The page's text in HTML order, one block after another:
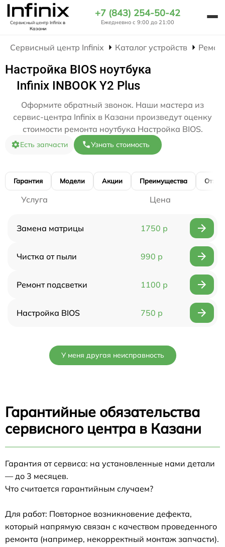
Сервисный центр Infinixв
Казани
+7 (843) 254-50-42
Ежедневно с 9:00 до 21:00
Сервисный центр Infinix Каталог устройств
Настройка BIOS ноутбука
Infinix INBOOK Y2 Plus
Оформите обратный звонок. Наши мастера из
сервис-центра Infinix в Казани произведут оценку
стоимости ремонта ноутбука Настройка BIOS.
Есть запчасти Узнать стоимость
Гарантия Модели Акции Преимущества
Услуга Цена
Замена матрицы 1750 р
Чистка от пыли 990 р
Ремонт подсветки 1100 р
Настройка BIOS 750 р
У меня другая неисправность
Гарантийные обязательства
сервисного центра в Казани
Гарантия от сервиса: на установленные нами детали
— до 3 месяцев.
Что считается гарантийным случаем?
Для работ: Повторное возникновение дефекта,
который напрямую связан с качеством проведенного
ремонта (например, некорректный монтаж запчасти).